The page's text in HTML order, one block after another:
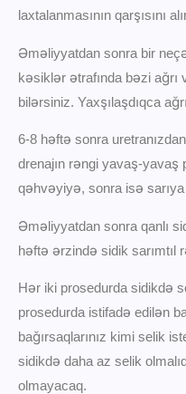
laxtalanmasının qarşısını
Əməliyyatdan sonra bir
kəsiklər ətrafında bəzi ağrı
bilərsiniz. Yaxşılaşdıqca
6-8 həftə sonra
drenajın rəngi yavaş-yavaş
qəhvəyiyə, sonra isə
Əməliyyatdan sonra qanlı
həftə ərzində sidik sarımtıl
Hər iki prosedurda sidikdə
prosedurda istifadə edilən
bağırsaqlarınız kimi selik
sidikdə daha az selik
olmayacaq.